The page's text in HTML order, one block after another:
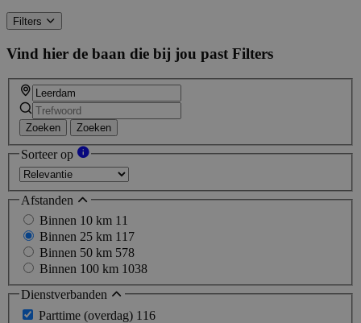
ignore
this
field
Filters
Vind hier de baan die bij jou past Filters
Zoeken Zoeken
Sorteer op
Afstanden
Binnen 10 km 11
Binnen 25 km 117
Binnen 50 km 578
Binnen 100 km 1038
Dienstverbanden
Parttime (overdag) 116